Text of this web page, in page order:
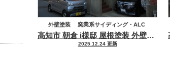
高知市 朝倉 i様邸 屋根塗装 外壁塗装工事
2025.12.24 更新
外壁塗装
窯業系サイディング・ALC
屋根塗装
セメント瓦・洋風コンクリート瓦